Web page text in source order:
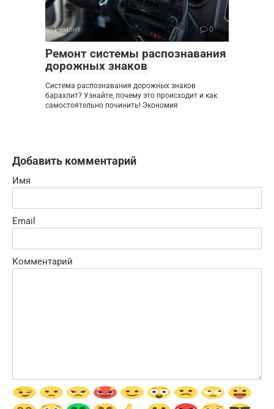
Ремонт 0
Ремонт системы распознавания
дорожных знаков
Система распознавания дорожных знаков
барахлит? Узнайте, почему это происходит и как
самостоятельно починить! Экономия
Добавить комментарий
Имя
Email
Комментарий